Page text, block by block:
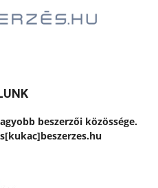
beszerzői közössége.